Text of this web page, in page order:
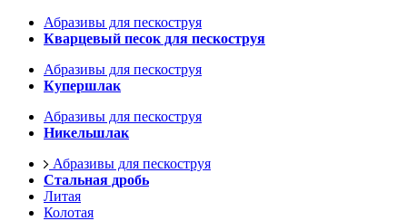
Абразивы для пескоструя
Кварцевый песок для пескоструя
Абразивы для пескоструя
Купершлак
Абразивы для пескоструя
Никельшлак
Абразивы для пескоструя
Стальная дробь
Литая
Колотая